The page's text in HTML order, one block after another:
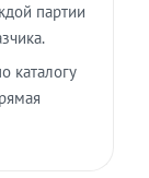
партии
каталогу